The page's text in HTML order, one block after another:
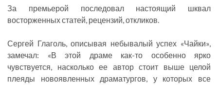
За премьерой последовал настоящий шквал
восторженных статей, рецензий, откликов.
Сергей Глаголь, описывая небывалый успех «Чайки»,
замечал: «В этой драме как-то особенно ярко
чувствуется, насколько ее автор стоит выше целой
плеяды новоявленных драматургов, у которых все